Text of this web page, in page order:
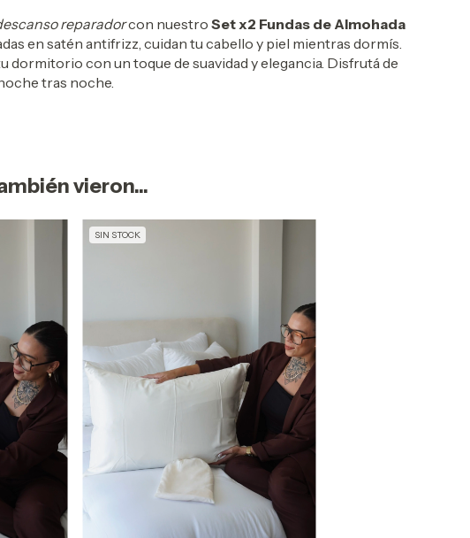
reparadorcon nuestro Set x2 Fundas de Almohada
en satén antifrizz, cuidan tu cabello y piel mientras dormís.
dormitorio con un toque de suavidad y elegancia. Disfrutá de
tras noche.
vieron...
SIN STOCK